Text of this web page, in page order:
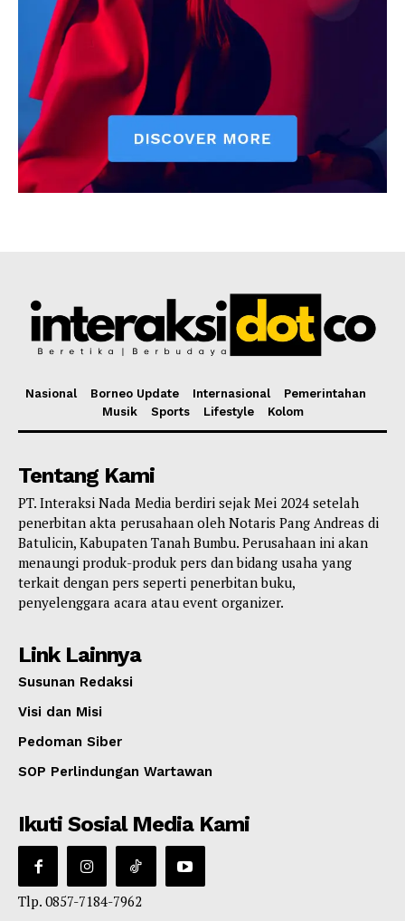
Nasional Borneo Update Internasional
Pemerintahan
Musik
Sports Lifestyle Kolom
Tentang Kami
PT. Interaksi Nada Media berdiri sejak Mei 2024 setelah
penerbitan akta perusahaan oleh Notaris Pang Andreas di
Batulicin, Kabupaten Tanah Bumbu. Perusahaan ini akan
menaungi produk-produk pers dan bidang usaha yang
terkait dengan pers seperti penerbitan buku,
penyelenggara acara atau event organizer.
Link Lainnya
Susunan Redaksi
Visi dan Misi
Pedoman Siber
SOP Perlindungan Wartawan
Ikuti Sosial Media Kami
Tlp. 0857-7184-7962